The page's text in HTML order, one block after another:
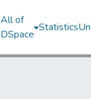
All of
DSpace
Statistics